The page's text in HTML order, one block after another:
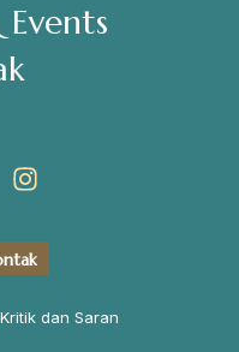
Kritik dan Saran